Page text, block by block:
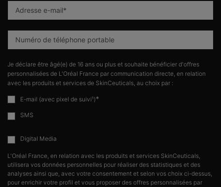
Adresse e-mail*
Numéro de téléphone portable
Je déclare être âgé(e) de 16 ans ou plus et souhaite bénéficier d'offres
personnalisées de L'Oréal France par communication directe, en relation
avec les produits et services de SkinCeuticals, au choix par :
E-mail (avec pixel de suivi¹)*
SMS
Digital Media
L'Oréal France, en relation avec les produits et services SkinCeuticals,
utilisera vos données personnelles pour réaliser des statistiques et des
analyses ainsi que, avec votre consentement et selon vos choix ci-dessus,
pour enrichir votre profil et vous proposer des offres personnalisées par